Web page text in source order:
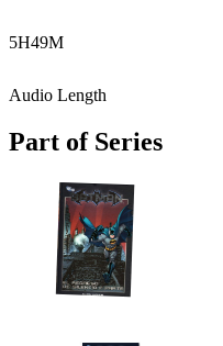
5H49M
Audio Length
Part of Series